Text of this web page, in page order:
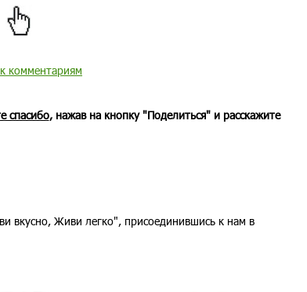
комментариям
спасибо, нажав на кнопку "Поделиться" и расскажите
вкусно, Живи легко", присоединившись к нам в